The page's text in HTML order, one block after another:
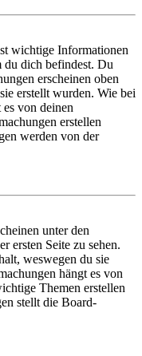
wichtige Informationen
du dich befindest. Du
erscheinen oben
erstellt wurden. Wie bei
von deinen
erstellen
werden von der
unter den
ersten Seite zu sehen.
weswegen du sie
hängt es von
Themen erstellen
stellt die Board-